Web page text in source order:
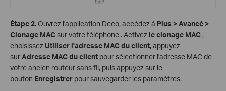
Étape 2.Ouvrez l'application Deco, accédez à Plus > Avancé >
Clonage MACsur votre téléphone.Activez le clonage MAC ,
choisissez Utiliser l'adresse MAC du client,appuyez
surAdresse MAC du client pour sélectionner l'adresse MAC de
votre ancien routeur sans fil, puis appuyez sur le
bouton Enregistrer pour sauvegarder les paramètres.